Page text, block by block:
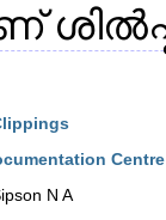
Centre
N A